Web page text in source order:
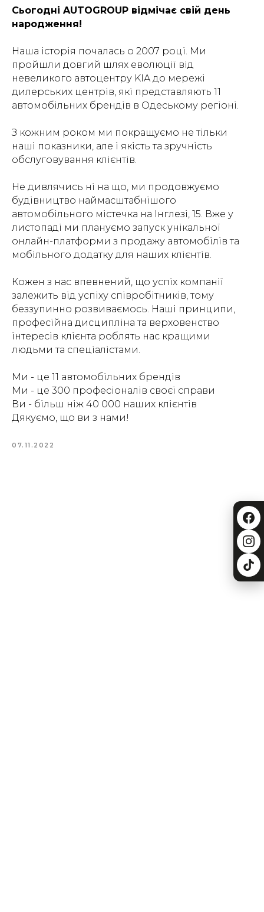
Сьогодні AUTOGROUP відмічає свій день
народження!
Наша історія почалась о 2007 році. Ми
пройшли довгий шлях еволюції від
невеликого автоцентру KIA до мережі
дилерських центрів, які представляють 11
автомобільних брендів в Одеському регіоні.
З кожним роком ми покращуємо не тільки
наші показники, але і якість та зручність
обслуговування клієнтів.
Не дивлячись ні на що, ми продовжуємо
будівництво наймасштабнішого
автомобільного містечка на Інглезі, 15. Вже у
листопаді ми плануємо запуск унікальної
онлайн-платформи з продажу автомобілів та
мобільного додатку для наших клієнтів.
Кожен з нас впевнений, що успіх компанії
залежить від успіху співробітників, тому
беззупинно розвиваємось. Наші принципи,
професійна дисципліна та верховенство
інтересів клієнта роблять нас кращими
людьми та спеціалістами.
Ми - це 11 автомобільних брендів
Ми - це 300 професіоналів своєї справи
Ви - більш ніж 40 000 наших клієнтів
Дякуємо, що ви з нами!
07.11.2022